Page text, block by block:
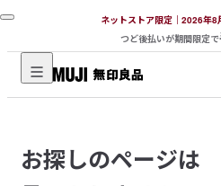
ネットストア限定｜2026年
つど後払いが期間限定で
無
品
お探しのページは